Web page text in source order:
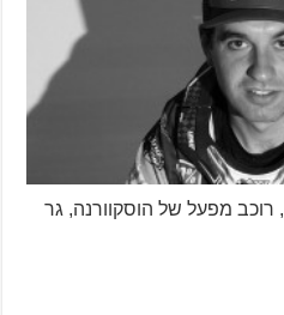
ראיון עם אלפרדו גומז - בן 25, רוכב מפעל של הוסקוורנה, גר